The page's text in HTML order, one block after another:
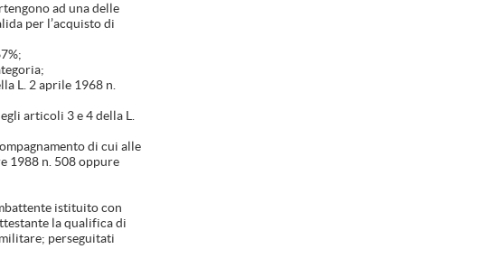
ad una delle
per l’acquisto di
L. 2 aprile 1968 n.
articoli 3 e 4 della L.
di cui alle
1988 n. 508 oppure
istituito con
la qualifica di
perseguitati